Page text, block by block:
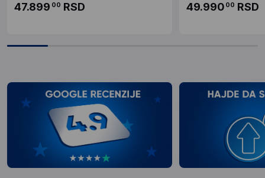
47.899 00 RSD 49.990 00 RSD